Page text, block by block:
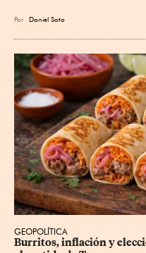
Por Daniel Soto
GEOPOLÍTICA
Burritos, inflación y